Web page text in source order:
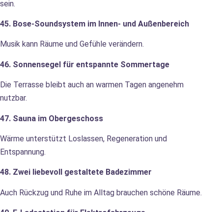
sein.
45. Bose-Soundsystem im Innen- und Außenbereich
Musik kann Räume und Gefühle verändern.
46. Sonnensegel für entspannte Sommertage
Die Terrasse bleibt auch an warmen Tagen angenehm
nutzbar.
47. Sauna im Obergeschoss
Wärme unterstützt Loslassen, Regeneration und
Entspannung.
48. Zwei liebevoll gestaltete Badezimmer
Auch Rückzug und Ruhe im Alltag brauchen schöne Räume.